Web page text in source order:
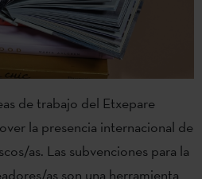
de trabajo del Etxepare
la presencia internacional de
as. Las subvenciones para la
as son una herramienta